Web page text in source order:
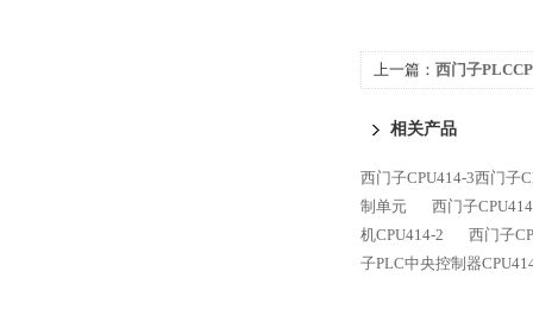
上一篇： 西门子
相关产品
西门子CPU414-3西门子
制单元
西门子
机CPU414-2
西门子
子PLC中央控制器